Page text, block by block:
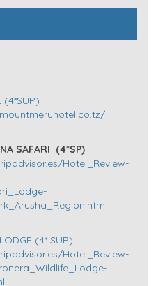
(4*SUP)
SAFARI (4*SP)
Hotel_Review-
(4* SUP)
Hotel_Review-